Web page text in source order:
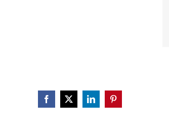
Facebook
X LinkedInPinterest